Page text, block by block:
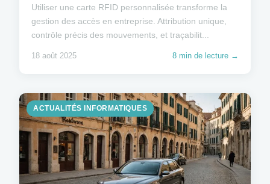
Utiliser une carte RFID personnalisée transforme la
gestion des accès en entreprise. Attribution unique,
contrôle précis des mouvements, et traçabilit...
18 août 2025 8 min de lecture →
ACTUALITÉS INFORMATIQUES